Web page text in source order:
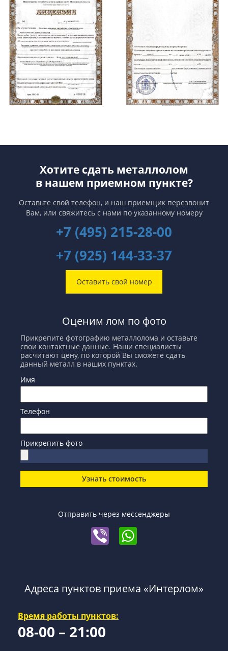
Хотите сдать металлолом
в нашем приемном пункте?
Оставьте свой телефон, и наш приемщик перезвонит
Вам, или свяжитесь с нами по указанному номеру
+7 (495) 215-28-00
+7 (925) 144-33-37
Оставить свой номер
Оценим лом по фото
Прикрепите фотографию металлолома и оставьте
свои контактные данные. Наши специалисты
расчитают цену, по которой Вы сможете сдать
данный металл в наших пунктах.
Имя
Телефон
Прикрепить фото
Узнать стоимость
Отправить через мессенджеры
Адреса пунктов приема «Интерлом»
Время работы пунктов:
08-00 – 21:00